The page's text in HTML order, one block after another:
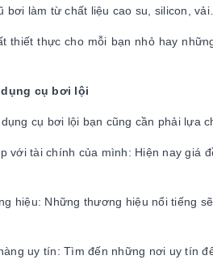
bơi làm từ chất liệu cao su, silicon,
thiết thực cho mỗi bạn nhỏ hay
cụ bơi lội
cụ bơi lội bạn cũng cần phải lựa
với tài chính của mình: Hiện nay giá
hiệu: Những thương hiệu nổi tiếng
uy tín: Tìm đến những nơi uy tín